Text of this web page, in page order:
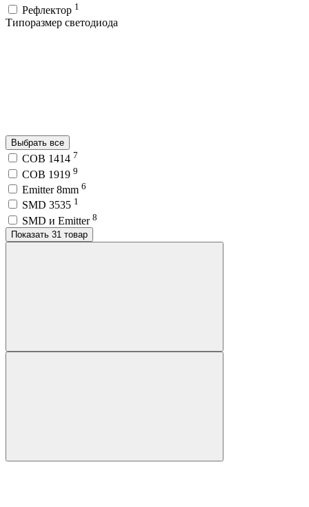
Рефлектор 1
Типоразмер светодиода
Выбрать все
COB 1414 7
COB 1919 9
Emitter 8mm 6
SMD 3535 1
SMD и Emitter 8
Показать 31 товар